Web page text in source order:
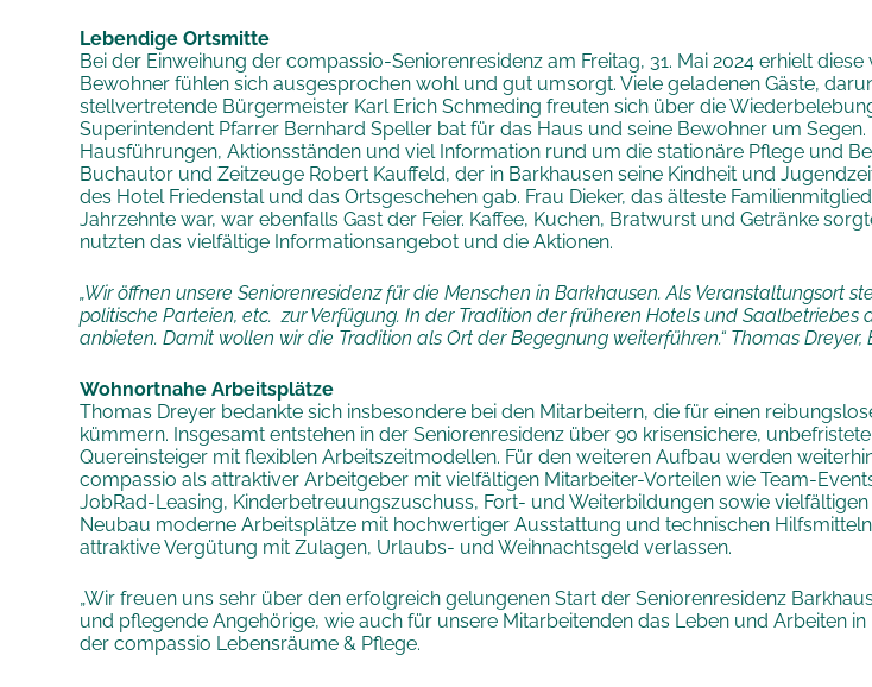
Lebendige Ortsmitte
Bei der Einweihung der compassio-Seniorenresidenz am Freitag, 31. Mai 2024 erhielt
Bewohner fühlen sich ausgesprochen wohl und gut umsorgt. Viele geladenen Gäste,
stellvertretende Bürgermeister Karl Erich Schmeding freuten sich über die
Superintendent Pfarrer Bernhard Speller bat für das Haus und seine Bewohner um
Hausführungen, Aktionsständen und viel Information rund um die stationäre Pflege und
Buchautor und Zeitzeuge Robert Kauffeld, der in Barkhausen seine Kindheit und
des Hotel Friedenstal und das Ortsgeschehen gab. Frau Dieker, das älteste
Jahrzehnte war, war ebenfalls Gast der Feier. Kaffee, Kuchen, Bratwurst und Getränke
nutzten das vielfältige Informationsangebot und die Aktionen.
„Wir öffnen unsere Seniorenresidenz für die Menschen in Barkhausen. Als Veranstaltungsort
politische Parteien, etc. zur Verfügung. In der Tradition der früheren Hotels und
anbieten. Damit wollen wir die Tradition als Ort der Begegnung weiterführen.“ Thomas Dreyer,
Wohnortnahe Arbeitsplätze
Thomas Dreyer bedankte sich insbesondere bei den Mitarbeitern, die für einen
kümmern. Insgesamt entstehen in der Seniorenresidenz über 90 krisensichere,
Quereinsteiger mit flexiblen Arbeitszeitmodellen. Für den weiteren Aufbau werden
compassio als attraktiver Arbeitgeber mit vielfältigen Mitarbeiter-Vorteilen wie Team-
JobRad-Leasing, Kinderbetreuungszuschuss, Fort- und Weiterbildungen sowie
Neubau moderne Arbeitsplätze mit hochwertiger Ausstattung und technischen
attraktive Vergütung mit Zulagen, Urlaubs- und Weihnachtsgeld verlassen.
„Wir freuen uns sehr über den erfolgreich gelungenen Start der Seniorenresidenz
und pflegende Angehörige, wie auch für unsere Mitarbeitenden das Leben und Arbeiten
der compassio Lebensräume & Pflege.